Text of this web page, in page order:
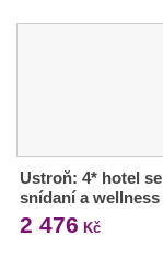
Ustroň: 4* hotel se
snídaní a wellness
2 476 Kč